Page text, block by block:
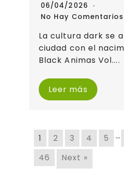
06/04/2026
No Hay Comentarios
La cultura dark se
ciudad con el
Black Animas Vol....
Leer más
1 2 3 4 5 …
46
Next »